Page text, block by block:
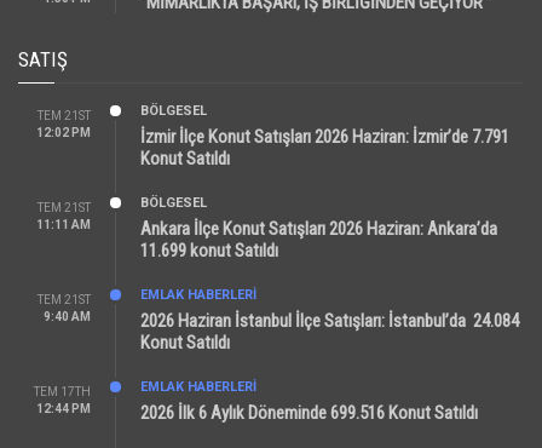
SATIŞ
TEM 21ST
12:02 PM
BÖLGESEL
İzmir İlçe Konut Satışları 2026 Haziran: İzmir’de 7.791
Konut Satıldı
TEM 21ST
11:11 AM
BÖLGESEL
Ankara İlçe Konut Satışları 2026 Haziran: Ankara’da
11.699 konut Satıldı
TEM 21ST
9:40 AM
EMLAK HABERLERI
2026 Haziran İstanbul İlçe Satışları: İstanbul’da 24.084
Konut Satıldı
TEM 17TH
12:44 PM
EMLAK HABERLERI
2026 İlk 6 Aylık Döneminde 699.516 Konut Satıldı